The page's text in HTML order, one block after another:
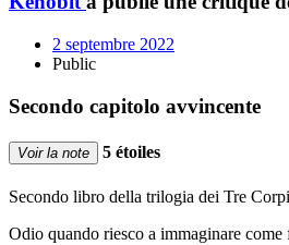
2 septembre 2022
Public
Secondo capitolo avvincente
Voir la note 5 étoiles
Secondo libro della trilogia dei Tre
Odio quando riesco a immaginare